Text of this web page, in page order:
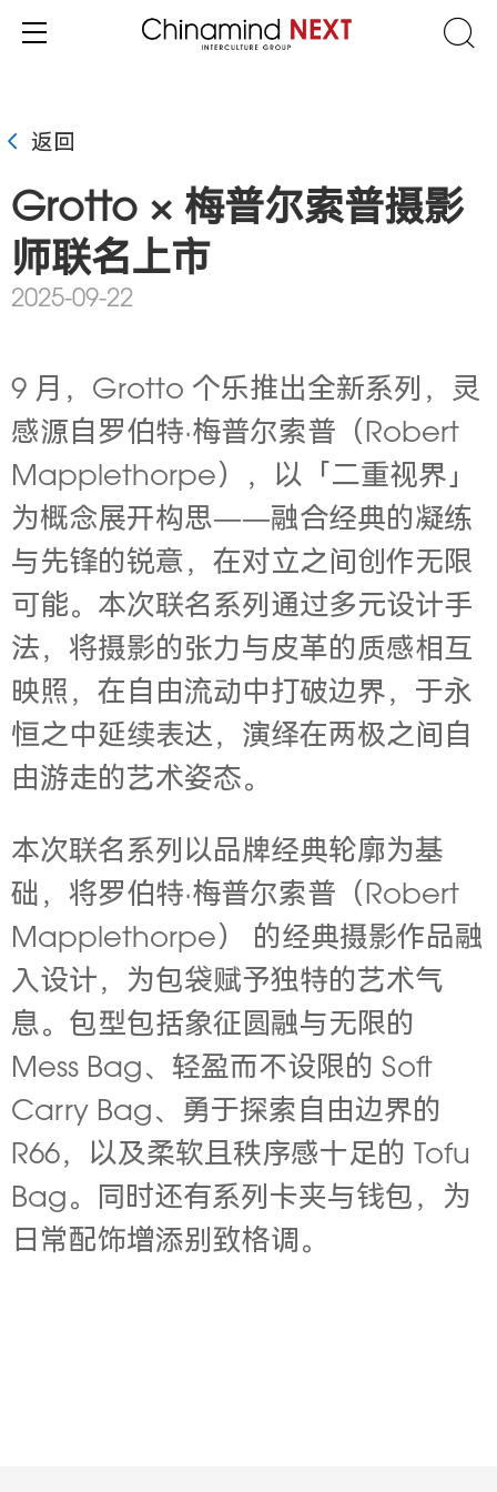
返回
Grotto × 梅普尔索普摄影
师联名上市
2025-09-22
9 月，Grotto 个乐推出全新系列，灵
感源自罗伯特·梅普尔索普（Robert
Mapplethorpe），以「二重视界」
为概念展开构思——融合经典的凝练
与先锋的锐意，在对立之间创作无限
可能。本次联名系列通过多元设计手
法，将摄影的张力与皮革的质感相互
映照，在自由流动中打破边界，于永
恒之中延续表达，演绎在两极之间自
由游走的艺术姿态。
本次联名系列以品牌经典轮廓为基
础，将罗伯特·梅普尔索普（Robert
Mapplethorpe） 的经典摄影作品融
入设计，为包袋赋予独特的艺术气
息。包型包括象征圆融与无限的
Mess Bag、轻盈而不设限的 Soft
Carry Bag、勇于探索自由边界的
R66，以及柔软且秩序感十足的 Tofu
Bag。同时还有系列卡夹与钱包，为
日常配饰增添别致格调。